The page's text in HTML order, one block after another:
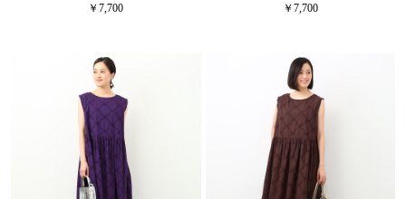
￥7,700
￥7,700